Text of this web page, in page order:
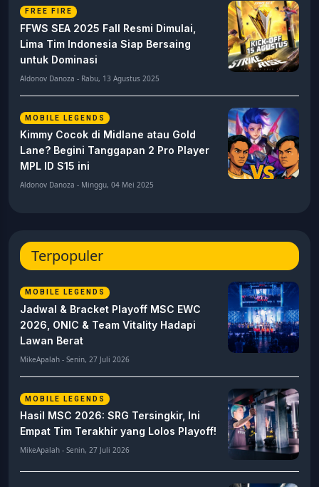
FREE FIRE
FFWS SEA 2025 Fall Resmi Dimulai,
Lima Tim Indonesia Siap Bersaing
untuk Dominasi
Aldonov Danoza - Rabu, 13 Agustus 2025
MOBILE LEGENDS
Kimmy Cocok di Midlane atau Gold
Lane? Begini Tanggapan 2 Pro Player
MPL ID S15 ini
Aldonov Danoza - Minggu, 04 Mei 2025
Terpopuler
MOBILE LEGENDS
Jadwal & Bracket Playoff MSC EWC
2026, ONIC & Team Vitality Hadapi
Lawan Berat
MikeApalah - Senin, 27 Juli 2026
MOBILE LEGENDS
Hasil MSC 2026: SRG Tersingkir, Ini
Empat Tim Terakhir yang Lolos Playoff!
MikeApalah - Senin, 27 Juli 2026